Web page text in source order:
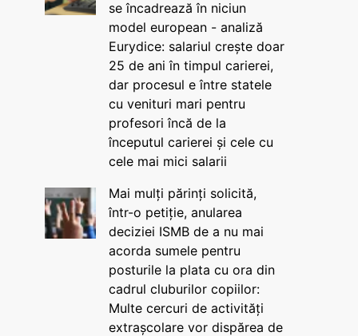
se încadrează în niciun
model european - analiză
Eurydice: salariul crește doar
25 de ani în timpul carierei,
dar procesul e între statele
cu venituri mari pentru
profesori încă de la
începutul carierei și cele cu
cele mai mici salarii
Mai mulți părinți solicită,
într-o petiție, anularea
deciziei ISMB de a nu mai
acorda sumele pentru
posturile la plata cu ora din
cadrul cluburilor copiilor:
Multe cercuri de activități
extrașcolare vor dispărea de